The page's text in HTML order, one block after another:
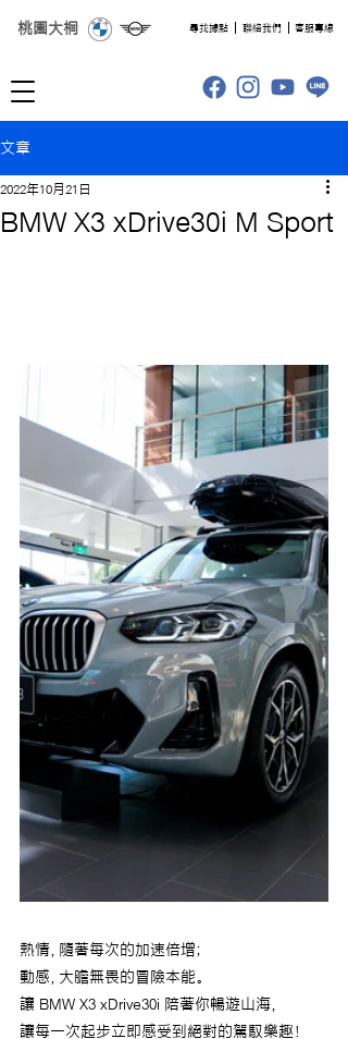
桃園大桐 ​尋找據點 聯絡我們 客服專線
文章
BMW X3 xDrive30i M Sport
2022年10月21日
熱情，隨著每次的加速倍增；
動感，大膽無畏的冒險本能。
讓 BMW X3 xDrive30i 陪著你暢遊山海，
讓每一次起步立即感受到絕對的駕馭樂趣！